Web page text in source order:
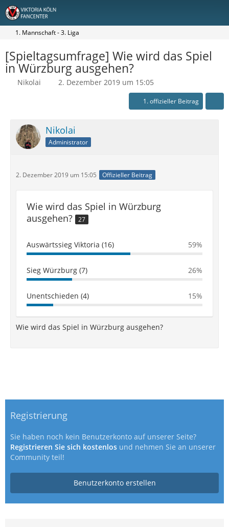
1. Mannschaft - 3. Liga
[Spieltagsumfrage] Wie wird das Spiel
in Würzburg ausgehen?
Nikolai 2. Dezember 2019 um 15:05
1. offizieller Beitrag
Nikolai
Administrator
2. Dezember 2019 um 15:05 Offizieller Beitrag
Wie wird das Spiel in Würzburg
ausgehen?
27
Auswärtssieg Viktoria (16) 59%
Sieg Würzburg (7) 26%
Unentschieden (4) 15%
Wie wird das Spiel in Würzburg ausgehen?
Registrierung
Sie haben noch kein Benutzerkonto auf unserer Seite?
Registrieren Sie sich kostenlos und nehmen Sie an unserer
Community teil!
Benutzerkonto erstellen